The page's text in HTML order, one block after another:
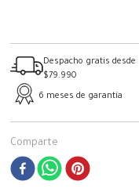
Despacho gratis desde
$79.990
6 meses de garantía
Comparte